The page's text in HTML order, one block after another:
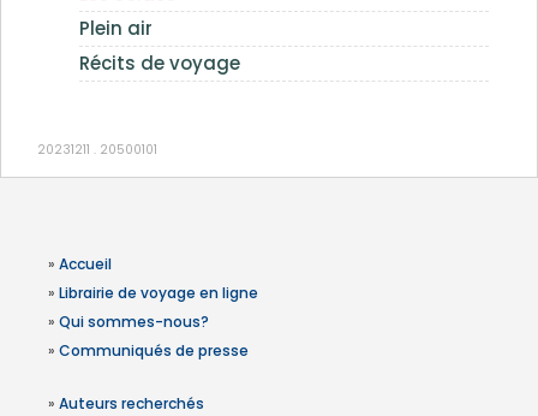
Plein air
Récits de voyage
20231211 . 20500101
» Accueil
» Librairie de voyage en ligne
» Qui sommes-nous?
» Communiqués de presse
» Auteurs recherchés